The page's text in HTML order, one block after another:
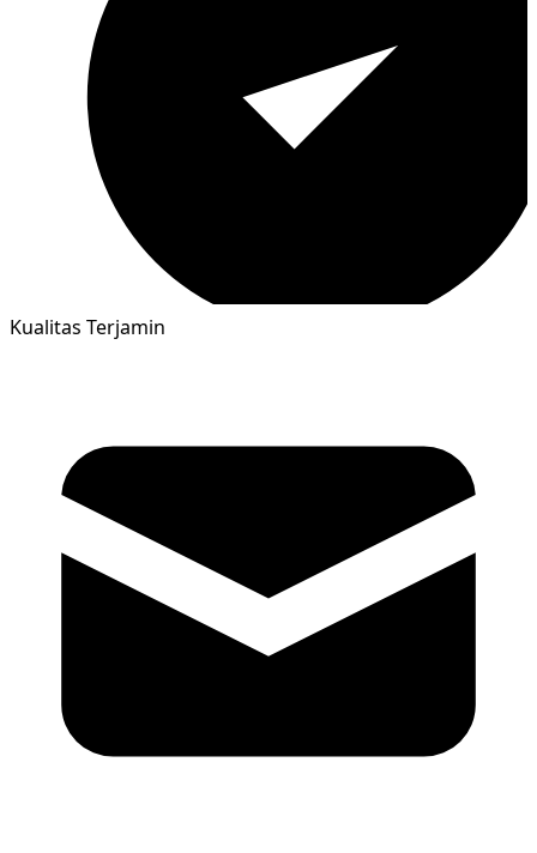
Kualitas Terjamin